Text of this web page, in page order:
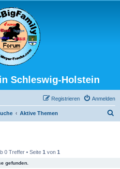
Schleswig-Holstein
Anmelden
Registrieren
Aktive Themen
0 Treffer • Seite 1 von 1
gefunden.